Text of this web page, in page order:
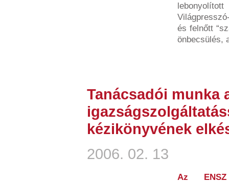
és felnőtt
önbecsülés,
Tanácsadói munka
kézikönyvének
2006. 02. 13
Az